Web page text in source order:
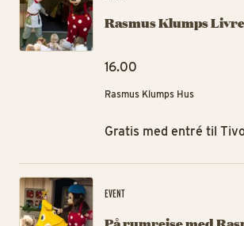
Rasmus Klumps
16.00
Rasmus Klumps Hus
Gratis med entré til
EVENT